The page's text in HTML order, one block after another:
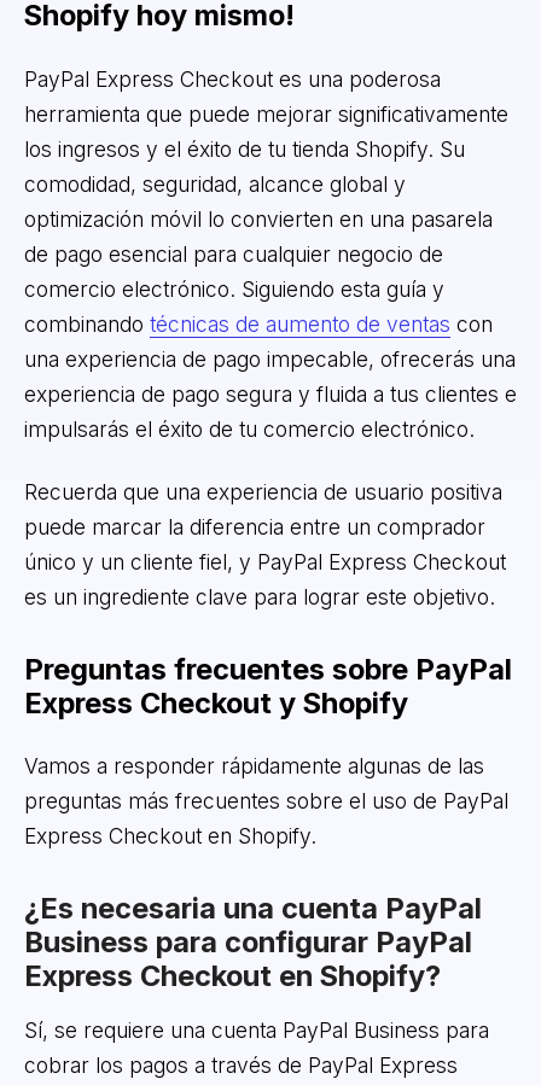
Shopify hoy mismo!
PayPal Express Checkout es una poderosa
herramienta que puede mejorar significativamente
los ingresos y el éxito de tu tienda Shopify. Su
comodidad, seguridad, alcance global y
optimización móvil lo convierten en una pasarela
de pago esencial para cualquier negocio de
comercio electrónico. Siguiendo esta guía y
combinando técnicas de aumento de ventas con
una experiencia de pago impecable, ofrecerás una
experiencia de pago segura y fluida a tus clientes e
impulsarás el éxito de tu comercio electrónico.
Recuerda que una experiencia de usuario positiva
puede marcar la diferencia entre un comprador
único y un cliente fiel, y PayPal Express Checkout
es un ingrediente clave para lograr este objetivo.
Preguntas frecuentes sobre PayPal
Express Checkout y Shopify
Vamos a responder rápidamente algunas de las
preguntas más frecuentes sobre el uso de PayPal
Express Checkout en Shopify.
¿Es necesaria una cuenta PayPal
Business para configurar PayPal
Express Checkout en Shopify?
Sí, se requiere una cuenta PayPal Business para
cobrar los pagos a través de PayPal Express